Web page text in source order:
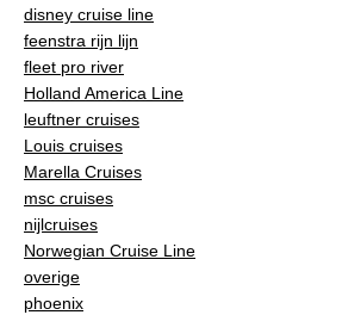
disney cruise line
feenstra rijn lijn
fleet pro river
Holland America Line
leuftner cruises
Louis cruises
Marella Cruises
msc cruises
nijlcruises
Norwegian Cruise Line
overige
phoenix